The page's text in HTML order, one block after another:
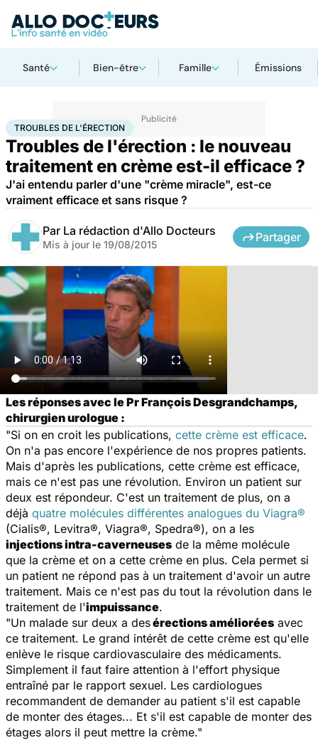
Santé Bien-être Famille Émissions
AccueilSantéTroubles de l'érection
TROUBLES DE L'ÉRECTION
Troubles de l'érection : le nouveau
traitement en crème est-il efficace ?
J'ai entendu parler d'une "crème miracle", est-ce
vraiment efficace et sans risque ?
Par La rédaction d'Allo Docteurs
Mis à jour le 19/08/2015
Partager
Les réponses avec le Pr François Desgrandchamps,
chirurgien urologue :
"Si on en croit les publications, cette crème est efficace.
On n'a pas encore l'expérience de nos propres patients.
Mais d'après les publications, cette crème est efficace,
mais ce n'est pas une révolution. Environ un patient sur
deux est répondeur. C'est un traitement de plus, on a
déjà quatre molécules différentes analogues du Viagra®
(Cialis®, Levitra®, Viagra®, Spedra®), on a les
injections intra-caverneuses de la même molécule
que la crème et on a cette crème en plus. Cela permet si
un patient ne répond pas à un traitement d'avoir un autre
traitement. Mais ce n'est pas du tout la révolution dans le
traitement de l'impuissance.
"Un malade sur deux a desérections améliorées avec
ce traitement. Le grand intérêt de cette crème est qu'elle
enlève le risque cardiovasculaire des médicaments.
Simplement il faut faire attention à l'effort physique
entraîné par le rapport sexuel. Les cardiologues
recommandent de demander au patient s'il est capable
de monter des étages... Et s'il est capable de monter des
étages alors il peut mettre la crème."